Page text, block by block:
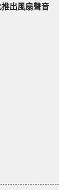
出風扇聲音